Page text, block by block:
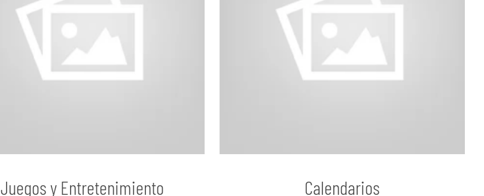
Juegos y Entretenimiento Calendarios